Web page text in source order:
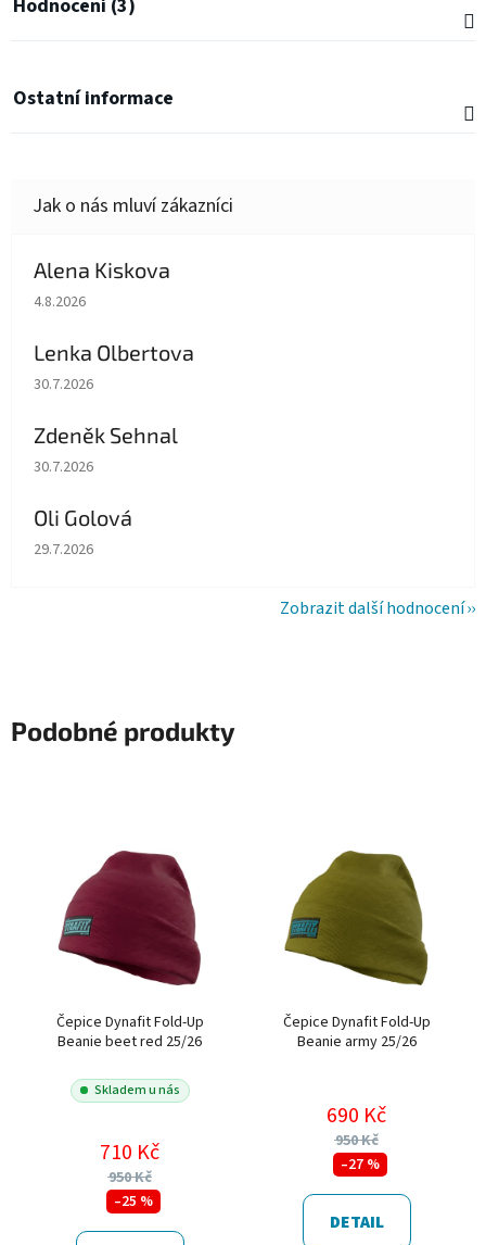
Hodnocení (3)
Ostatní informace
Alena Kiskova
Hodnocení obchodu je 5 z 5 hvězdiček.
4.8.2026
Lenka Olbertova
Hodnocení obchodu je 5 z 5 hvězdiček.
30.7.2026
Zdeněk Sehnal
Hodnocení obchodu je 5 z 5 hvězdiček.
30.7.2026
Oli Golová
Hodnocení obchodu je 5 z 5 hvězdiček.
29.7.2026
Zobrazit další hodnocení
Podobné produkty
Čepice Dynafit Fold-Up
Beanie beet red 25/26
Skladem u nás
710 Kč
950 Kč
–25 %
Čepice Dynafit Fold-Up
Beanie army 25/26
690 Kč
950 Kč
–27 %
DETAIL